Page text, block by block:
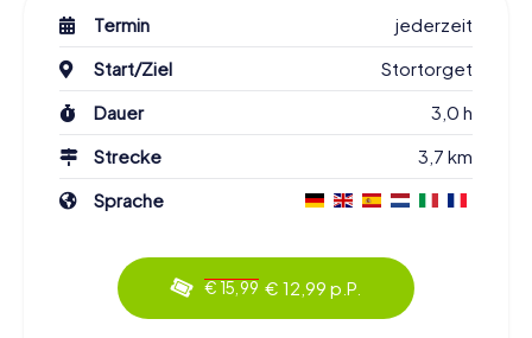
Termin
jederzeit
Start/Ziel
Stortorget
Dauer
3,0 h
Strecke
3,7 km
Sprache
€ 15,99 € 12,99 p.P.